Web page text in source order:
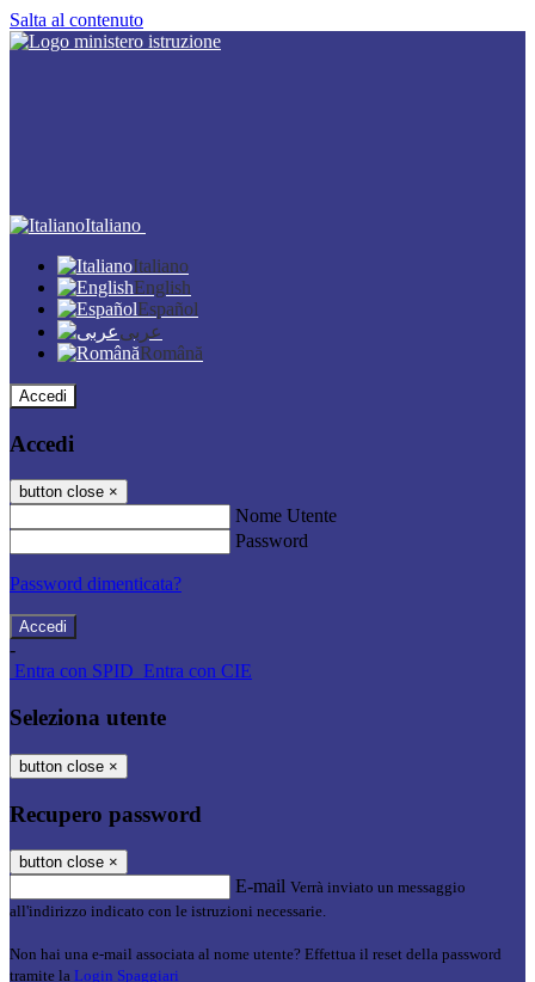
Salta al contenuto
Italiano
Italiano
English
Español
عربى
Română
Accedi
Accedi
button close ×
Nome Utente
Password
Password dimenticata?
-
Entra con SPID Entra con CIE
Seleziona utente
button close ×
Recupero password
button close ×
E-mail Verrà inviato un messaggio
all'indirizzo indicato con le istruzioni necessarie.
Non hai una e-mail associata al nome utente? Effettua il reset della password
tramite la Login Spaggiari